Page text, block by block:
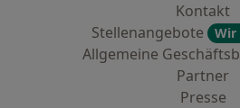
Kontakt
Stellenangebote
Wir
Allgemeine
Partner
Presse